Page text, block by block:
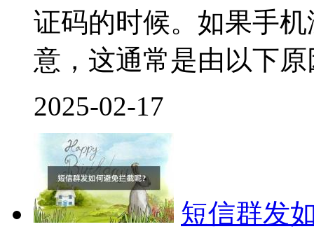
证码的时候。如果手
意，这通常是由以下
2025-02-17
短信群发